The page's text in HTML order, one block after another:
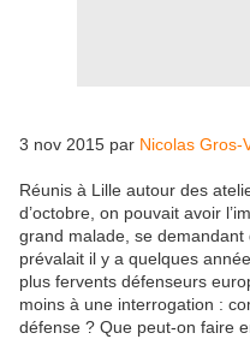
3 nov 2015 par Nicolas Gros-
Réunis à Lille autour des
d’octobre, on pouvait avoir
grand malade, se demandant
prévalait il y a quelques
plus fervents défenseurs
moins à une interrogation :
défense ? Que peut-on faire